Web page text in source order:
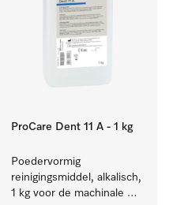
ProCare Dent 11 A - 1 kg
Poedervormig
reinigingsmiddel, alkalisch,
1 kg voor de machinale